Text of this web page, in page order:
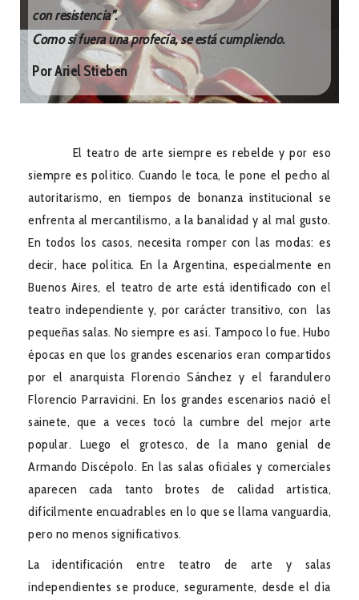
con resistencia”.
Como si fuera una profecía, se está cumpliendo.
Por Ariel Stieben
El teatro de arte siempre es rebelde y por eso
siempre es político. Cuando le toca, le pone el pecho al
autoritarismo, en tiempos de bonanza institucional se
enfrenta al mercantilismo, a la banalidad y al mal gusto.
En todos los casos, necesita romper con las modas: es
decir, hace política. En la Argentina, especialmente en
Buenos Aires, el teatro de arte está identificado con el
teatro independiente y, por carácter transitivo, con las
pequeñas salas. No siempre es así. Tampoco lo fue. Hubo
épocas en que los grandes escenarios eran compartidos
por el anarquista Florencio Sánchez y el farandulero
Florencio Parravicini. En los grandes escenarios nació el
sainete, que a veces tocó la cumbre del mejor arte
popular. Luego el grotesco, de la mano genial de
Armando Discépolo. En las salas oficiales y comerciales
aparecen cada tanto brotes de calidad artística,
difícilmente encuadrables en lo que se llama vanguardia,
pero no menos significativos.
La identificación entre teatro de arte y salas
independientes se produce, seguramente, desde el día